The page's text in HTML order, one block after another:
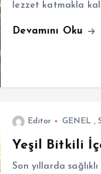
lezzet katmakla
Devamını Oku
Editor GENEL ,
Yeşil Bitkili
Son yıllarda